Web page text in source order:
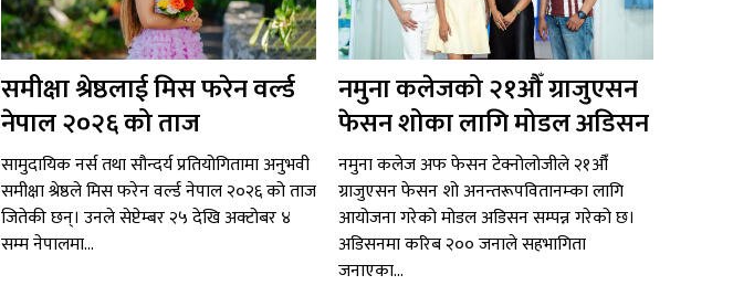
समीक्षा श्रेष्ठलाई मिस फरेन वर्ल्ड
नेपाल २०२६ को ताज
सामुदायिक नर्स तथा सौन्दर्य प्रतियोगितामा अनुभवी
समीक्षा श्रेष्ठले मिस फरेन वर्ल्ड नेपाल २०२६ को ताज
जितेकी छन्। उनले सेप्टेम्बर २५ देखि अक्टोबर ४
सम्म नेपालमा...
नमुना कलेजको २१औँ ग्राजुएसन
फेसन शोका लागि मोडल अडिसन
नमुना कलेज अफ फेसन टेक्नोलोजीले २१औँ
ग्राजुएसन फेसन शो अनन्तरूपवितानम्का लागि
आयोजना गरेको मोडल अडिसन सम्पन्न गरेको छ।
अडिसनमा करिब २०० जनाले सहभागिता
जनाएका...